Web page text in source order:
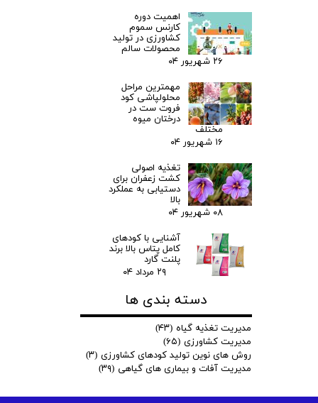
اهمیت دوره
کارنس سموم
کشاورزی در تولید
محصولات سالم
۲۶ شهریور ۰۴
مهمترین مراحل
محلولپاشی کود
فروت ست در
درختان میوه
مختلف
۱۶ شهریور ۰۴
تغذیه اصولی
کشت زعفران برای
دستیابی به عملکرد
بالا
۰۸ شهریور ۰۴
آشنایی با کودهای
کامل پتاس بالا برند
پلنت گارد
۲۹ مرداد ۰۴
دسته بندی ها
مدیریت تغذیه گیاه (۴۳)
مدیریت کشاورزی (۶۵)
روش های نوین تولید کودهای کشاورزی (۳)
مدیریت آفات و بیماری های گیاهی (۳۹)